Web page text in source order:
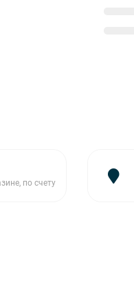
по счету